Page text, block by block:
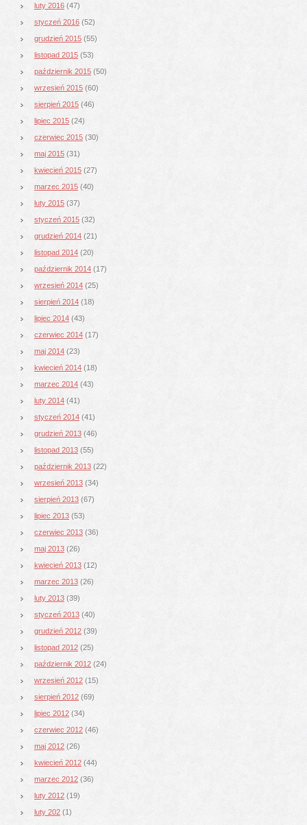
luty 2016 (47)
styczeń 2016 (52)
grudzień 2015 (55)
listopad 2015 (53)
październik 2015 (50)
wrzesień 2015 (60)
sierpień 2015 (46)
lipiec 2015 (24)
czerwiec 2015 (30)
maj 2015 (31)
kwiecień 2015 (27)
marzec 2015 (40)
luty 2015 (37)
styczeń 2015 (32)
grudzień 2014 (21)
listopad 2014 (20)
październik 2014 (17)
wrzesień 2014 (25)
sierpień 2014 (18)
lipiec 2014 (43)
czerwiec 2014 (17)
maj 2014 (23)
kwiecień 2014 (18)
marzec 2014 (43)
luty 2014 (41)
styczeń 2014 (41)
grudzień 2013 (46)
listopad 2013 (55)
październik 2013 (22)
wrzesień 2013 (34)
sierpień 2013 (67)
lipiec 2013 (53)
czerwiec 2013 (36)
maj 2013 (26)
kwiecień 2013 (12)
marzec 2013 (26)
luty 2013 (39)
styczeń 2013 (40)
grudzień 2012 (39)
listopad 2012 (25)
październik 2012 (24)
wrzesień 2012 (15)
sierpień 2012 (69)
lipiec 2012 (34)
czerwiec 2012 (46)
maj 2012 (26)
kwiecień 2012 (44)
marzec 2012 (36)
luty 2012 (19)
luty 202 (1)